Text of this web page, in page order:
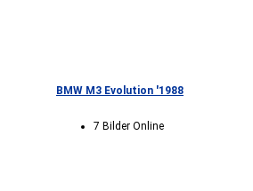
BMW M3 Evolution '1988
7 Bilder Online